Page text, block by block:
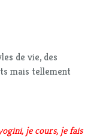
de vie, des
mais tellement
je cours, je fais